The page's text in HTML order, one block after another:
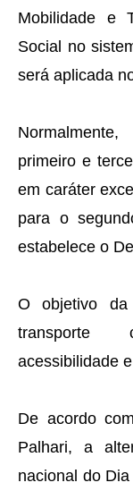
Mobilidade e
Social no
será aplicada
primeiro e
em caráter
para o
estabelece o
O objetivo
transporte
acessibilidade
De acordo
Palhari, a
nacional do